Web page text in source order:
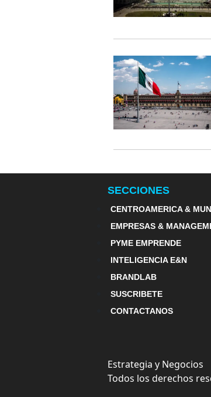
SECCIONES
CENTROAMERICA &
EMPRESAS &
PYME EMPRENDE
INTELIGENCIA E&N
BRANDLAB
SUSCRIBETE
CONTACTANOS
Estrategia y Negocios
Todos los derechos